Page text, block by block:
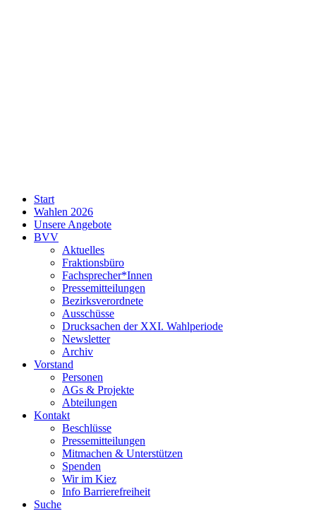
Neukölln
Start
Wahlen 2026
Unsere Angebote
BVV
Aktuelles
Fraktionsbüro
Fachsprecher*Innen
Pressemitteilungen
Bezirksverordnete
Ausschüsse
Drucksachen der XXI. Wahlperiode
Newsletter
Archiv
Vorstand
Personen
AGs & Projekte
Abteilungen
Kontakt
Beschlüsse
Pressemitteilungen
Mitmachen & Unterstützen
Spenden
Wir im Kiez
Info Barrierefreiheit
Suche